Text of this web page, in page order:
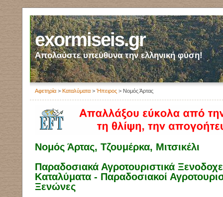
exormiseis.gr
Απολαύστε υπεύθυνα την ελληνική φύση!
Αφετηρία > Καταλύματα > Ήπειρος > Νομός Άρτας
Νομός Άρτας, Τζουμέρκα, Μιτσικέλι
Παραδοσιακά Αγροτουριστικά
Καταλύματα - Παραδοσιακοί
Ξενώνες